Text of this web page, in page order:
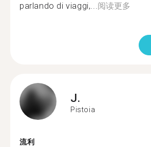
parlando di viaggi,...阅读更多
J.
Pistoia
流利